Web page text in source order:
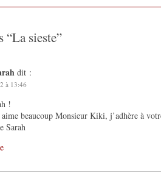
“La sieste”
dit :
à 13:46
!
aime beaucoup Monsieur Kiki, j’adhère à
Sarah